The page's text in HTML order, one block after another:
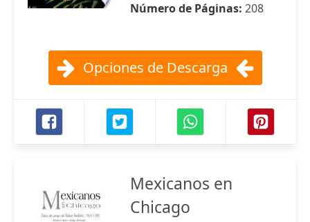
Número de Páginas: 208
Opciones de Descarga
Mexicanos en
Chicago